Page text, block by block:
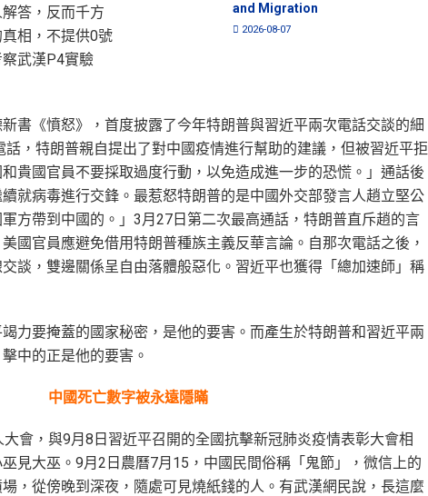
and Migration
2026-08-07
答，反而千方
相，不提供0號
武漢P4實驗
書《憤怒》，首度披露了今年特朗普與習近平兩次電話交談的細
，特朗普親自提出了對中國疫情進行幫助的建議，但被習近平拒
貴國官員不要採取過度行動，以免造成進一步的恐慌。」通話後
就病毒進行交鋒。最惹怒特朗普的是中國外交部發言人趙立堅公
方帶到中國的。」3月27日第二次最高通話，特朗普直斥趙的言
國官員應避免借用特朗普種族主義反華言論。自那次電話之後，
談，雙邊關係呈自由落體般惡化。習近平也獲得「總加速師」稱
力要掩蓋的國家秘密，是他的要害。而產生於特朗普和習近平兩
中的正是他的要害。
中國死亡數字被永遠隱瞞
會，與9月8日習近平召開的全國抗擊新冠肺炎疫情表彰大會相
見大巫。9月2日農曆7月15，中國民間俗稱「鬼節」，微信上的
，從傍晚到深夜，隨處可見燒紙錢的人。有武漢網民說，長這麼